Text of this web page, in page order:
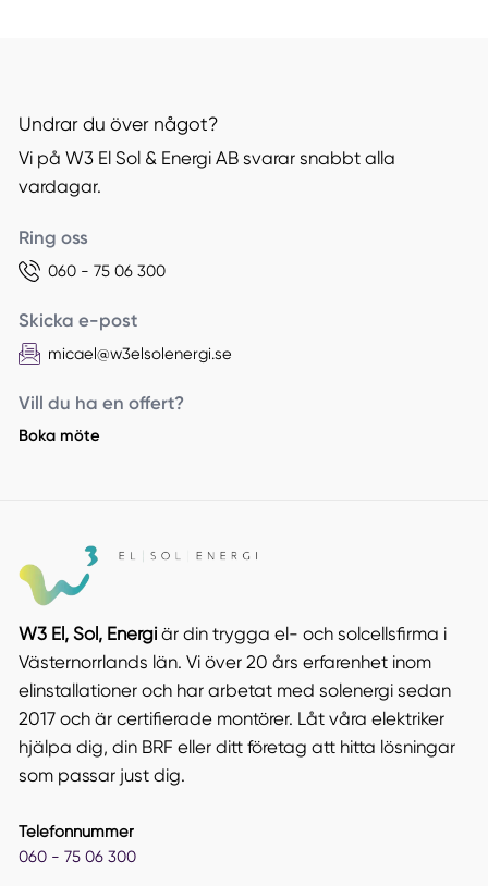
Undrar du över något?
Vi på W3 El Sol & Energi AB svarar snabbt alla
vardagar.
Ring oss
060 - 75 06 300
Skicka e-post
micael@w3elsolenergi.se
Vill du ha en offert?
Boka möte
W3 El, Sol, Energiär din trygga el- och solcellsfirma i
Västernorrlands län. Vi över 20 års erfarenhet inom
elinstallationer och har arbetat med solenergi sedan
2017 och är certifierade montörer. Låt våra elektriker
hjälpa dig, din BRF eller ditt företag att hitta lösningar
som passar just dig.
Telefonnummer
060 - 75 06 300